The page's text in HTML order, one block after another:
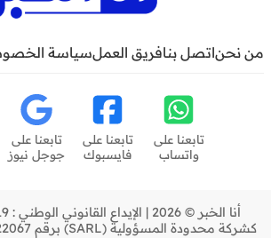
من نحناتصل بنافريق العملسياسة
تابعنا على
واتساب
تابعنا على
فايسبوك
تابعنا على
جوجل نيوز